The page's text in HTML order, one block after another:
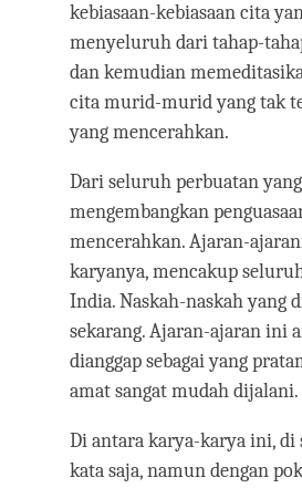
kebiasaan-kebiasaan cita
menyeluruh dari tahap-
dan kemudian
cita murid-murid yang tak
yang mencerahkan.
Dari seluruh perbuatan
mengembangkan
mencerahkan. Ajaran-
karyanya, mencakup
India. Naskah-naskah yang
sekarang. Ajaran-ajaran ini
dianggap sebagai yang
amat sangat mudah dijalani.
Di antara karya-karya ini,
kata saja, namun dengan